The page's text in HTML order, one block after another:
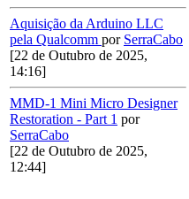
Aquisição da Arduino LLC
pela Qualcomm por SerraCabo
[22 de Outubro de 2025,
14:16]
MMD-1 Mini Micro Designer
Restoration - Part 1 por
SerraCabo
[22 de Outubro de 2025,
12:44]